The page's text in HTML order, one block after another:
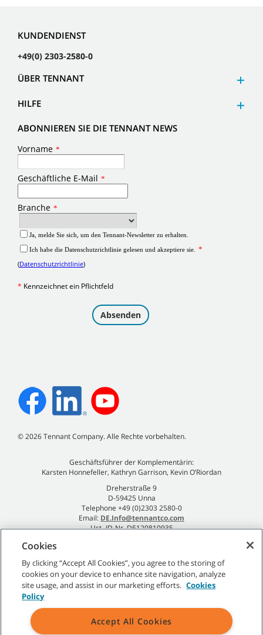
KUNDENDIENST
+49(0) 2303-2580-0
ÜBER TENNANT
HILFE
ABONNIEREN SIE DIE TENNANT NEWS
©2026Tennant Company. Alle Rechte vorbehalten.
Geschäftsführer der Komplementärin:
Karsten Honnefeller, Kathryn Garrison, Kevin O’Riordan
Dreherstraße 9
D-59425 Unna
Telephone +49 (0)2303 2580-0
Email: DE.Info@tennantco.com
Ust.-ID-Nr. DE120810935
Datenschutzrichtlinie
Sitemap Nutzungsbedingungen
Verkaufsbedingungen
Cookies
By clicking “Accept All Cookies”, you agree to the storing of
cookies on your device to enhance site navigation, analyze
site usage, and assist in our marketing efforts. Cookies
Policy
Accept All Cookies